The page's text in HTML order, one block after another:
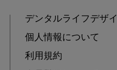
デンタルライフデザ
個人情報について
利用規約